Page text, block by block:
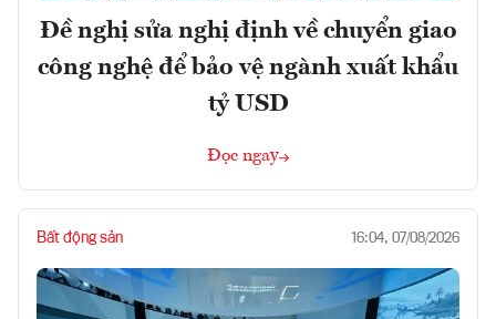
Đề nghị sửa nghị định về chuyển giao
công nghệ để bảo vệ ngành xuất khẩu
tỷ USD
Đọc ngay
Bất động sản 16:04, 07/08/2026